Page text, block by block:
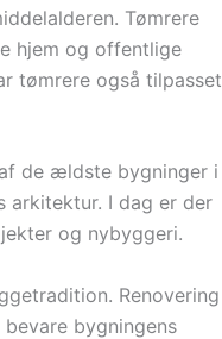
Tømrere
hjem og offentlige
tømrere også tilpasset
de ældste bygninger i
arkitektur. I dag er der
og nybyggeri.
Renovering
bygningens